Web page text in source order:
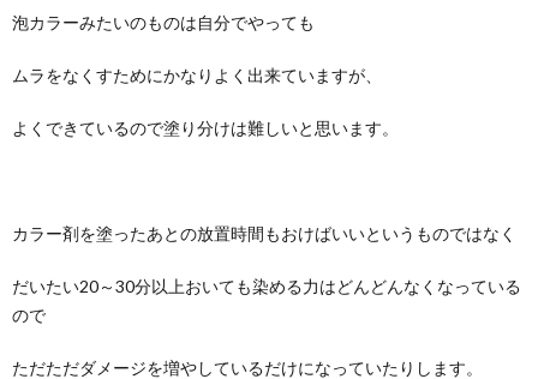
泡カラーみたいのものは自分でやっても
ムラをなくすためにかなりよく出来ていますが、
よくできているので塗り分けは難しいと思います。
カラー剤を塗ったあとの放置時間もおけばいいというものではなく
だいたい20～30分以上おいても染める力はどんどんなくなっている
ので
ただただダメージを増やしているだけになっていたりします。